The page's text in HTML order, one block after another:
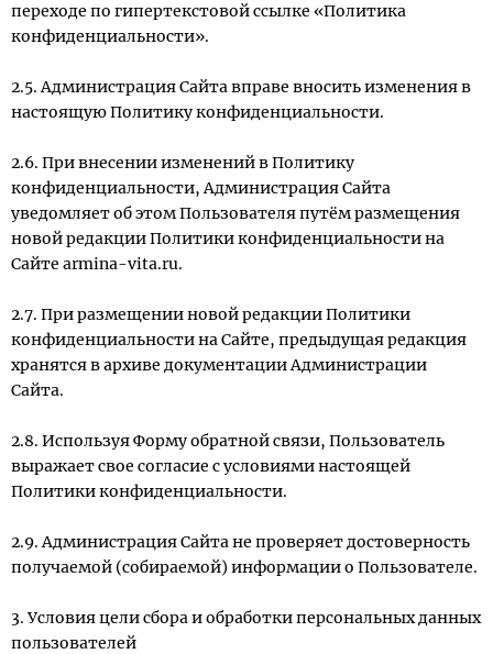
переходе по гипертекстовой ссылке «Политика
конфиденциальности».
2.5. Администрация Сайта вправе вносить изменения в
настоящую Политику конфиденциальности.
2.6. При внесении изменений в Политику
конфиденциальности, Администрация Сайта
уведомляет об этом Пользователя путём размещения
новой редакции Политики конфиденциальности на
Сайте armina-vita.ru.
2.7. При размещении новой редакции Политики
конфиденциальности на Сайте, предыдущая редакция
хранятся в архиве документации Администрации
Сайта.
2.8. Используя Форму обратной связи, Пользователь
выражает свое согласие с условиями настоящей
Политики конфиденциальности.
2.9. Администрация Сайта не проверяет достоверность
получаемой (собираемой) информации о Пользователе.
3. Условия цели сбора и обработки персональных данных
пользователей